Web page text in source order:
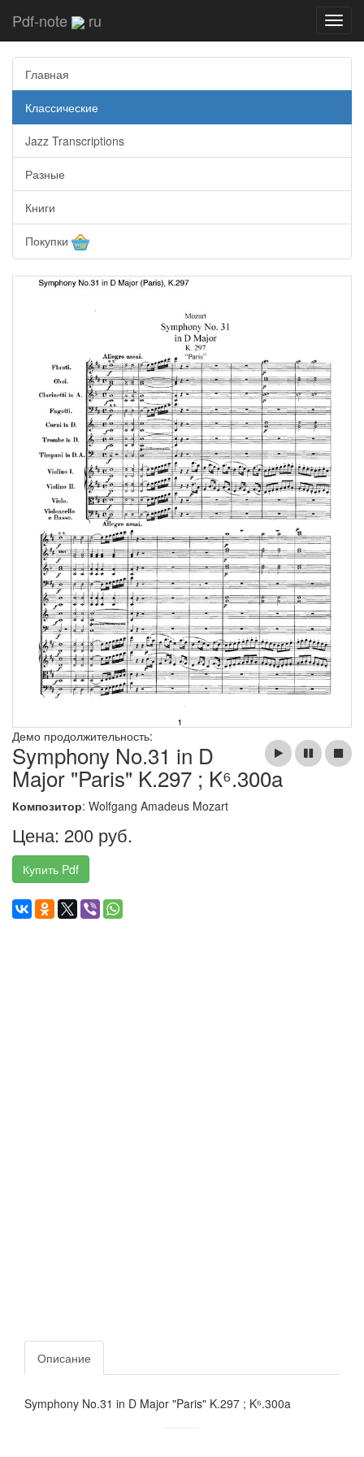
Pdf-note ru
Главная
Классические
Jazz Transcriptions
Разные
Книги
Покупки
Демо продолжительность:
Symphony No.31 in D
Major "Paris" K.297 ; K⁶.300a
Композитор: Wolfgang Amadeus Mozart
Цена: 200 руб.
Купить Pdf
Описание
Symphony No.31 in D Major "Paris" K.297 ; K⁶.300a